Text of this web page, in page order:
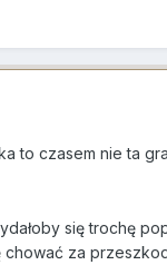
to czasem nie ta
się trochę
za